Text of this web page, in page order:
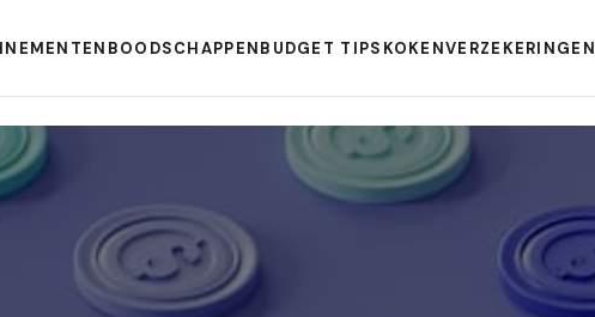
BOODSCHAPPENBUDGET TIPS KOKENVERZEKERINGEN